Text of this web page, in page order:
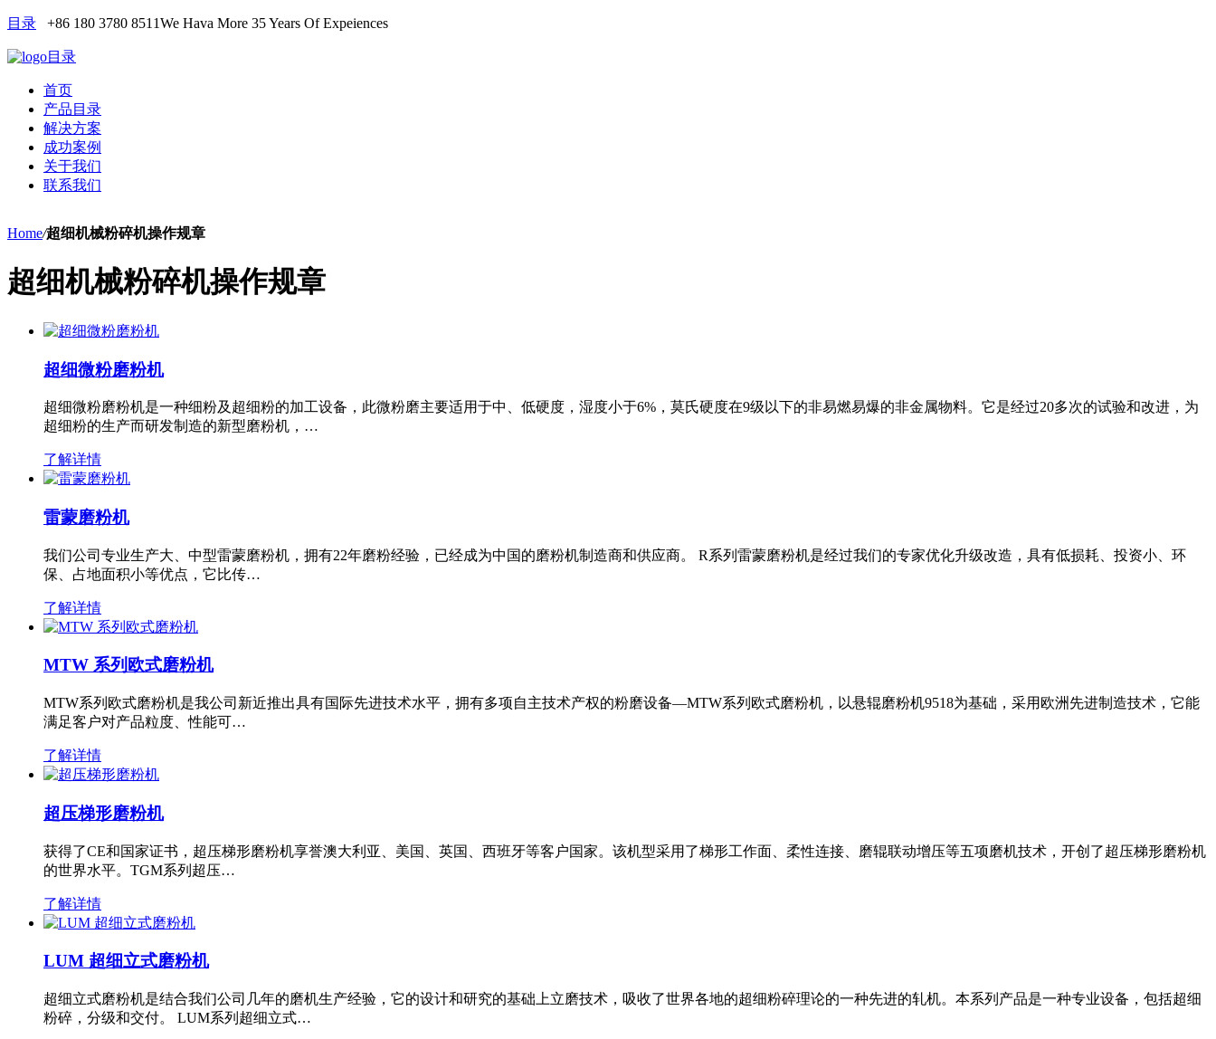
目录 +86 180 3780 8511We Hava More 35 Years Of Expeiences
目录
首页
产品目录
解决方案
成功案例
关于我们
联系我们
Home/超细机械粉碎机操作规章
超细机械粉碎机操作规章
超细微粉磨粉机
超细微粉磨粉机是一种细粉及超细粉的加工设备，此微粉磨主要适用于中、低硬度，湿度小于6%，莫氏硬度在9级以下的非易燃易爆的非金属物料。它是经过20多次的试验和改进，为
超细粉的生产而研发制造的新型磨粉机，…
了解详情
雷蒙磨粉机
我们公司专业生产大、中型雷蒙磨粉机，拥有22年磨粉经验，已经成为中国的磨粉机制造商和供应商。 R系列雷蒙磨粉机是经过我们的专家优化升级改造，具有低损耗、投资小、环
保、占地面积小等优点，它比传…
了解详情
MTW 系列欧式磨粉机
MTW系列欧式磨粉机是我公司新近推出具有国际先进技术水平，拥有多项自主技术产权的粉磨设备—MTW系列欧式磨粉机，以悬辊磨粉机9518为基础，采用欧洲先进制造技术，它能
满足客户对产品粒度、性能可…
了解详情
超压梯形磨粉机
获得了CE和国家证书，超压梯形磨粉机享誉澳大利亚、美国、英国、西班牙等客户国家。该机型采用了梯形工作面、柔性连接、磨辊联动增压等五项磨机技术，开创了超压梯形磨粉机
的世界水平。TGM系列超压…
了解详情
LUM 超细立式磨粉机
超细立式磨粉机是结合我们公司几年的磨机生产经验，它的设计和研究的基础上立磨技术，吸收了世界各地的超细粉碎理论的一种先进的轧机。本系列产品是一种专业设备，包括超细
粉碎，分级和交付。 LUM系列超细立式…